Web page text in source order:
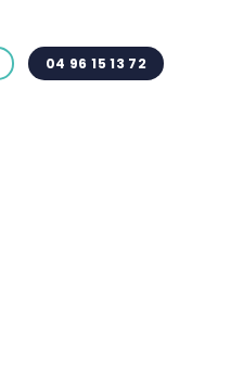
04 96 15 13 72